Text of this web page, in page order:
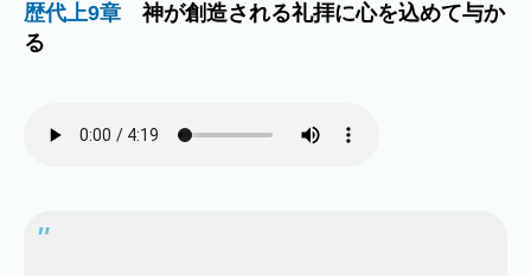
歴代上9章 神が創造される礼拝に心を込めて与か
る